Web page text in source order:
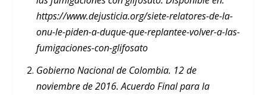
https://www.dejusticia.org/siete-relatores-de-la-
onu-le-piden-a-duque-que-replantee-volver-a-las-
fumigaciones-con-glifosato
Gobierno Nacional de Colombia. 12 de
noviembre de 2016. Acuerdo Final para la